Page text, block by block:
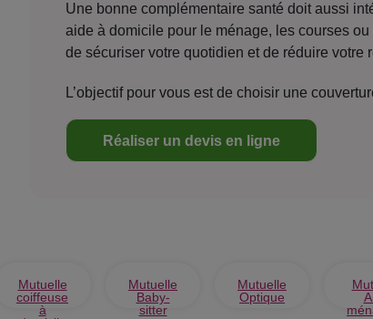
Une bonne complémentaire santé doit aussi
aide à domicile pour le ménage, les courses
de sécuriser votre quotidien et de réduire votre
L’objectif pour vous est de choisir une
Réaliser un devis en ligne
Mutuelle
coiffeuse
à
Mutuelle
Baby-
sitter
Mutuelle
Optique